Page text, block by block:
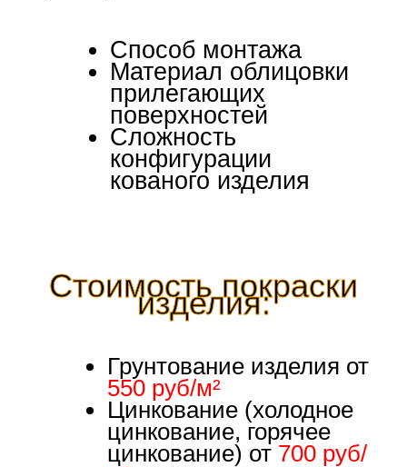
Способ монтажа
Материал облицовки
прилегающих
поверхностей
Сложность
конфигурации
кованого изделия
Стоимость покраски
изделия:
Грунтование изделия от
550 руб/м²
Цинкование (холодное
цинкование, горячее
цинкование) от 700 руб/